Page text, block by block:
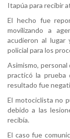
Itapúa para recibir
El hecho fue
movilizando a
acudieron al lugar
policial para los
Asimismo,
practicó la prueba
resultado fue
El motociclista no
debido a las
recibía.
El caso fue